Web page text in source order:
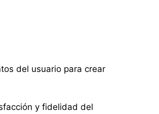
del usuario para crear
y fidelidad del